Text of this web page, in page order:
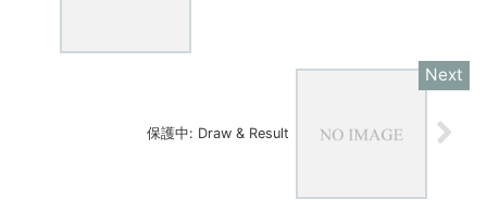
保護中: Draw & Result